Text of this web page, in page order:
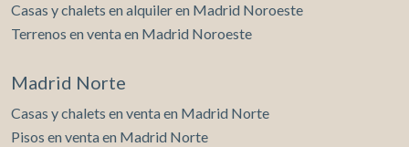
Casas y chalets en alquiler en Madrid Noroeste
Terrenos en venta en Madrid Noroeste
Madrid Norte
Casas y chalets en venta en Madrid Norte
Pisos en venta en Madrid Norte